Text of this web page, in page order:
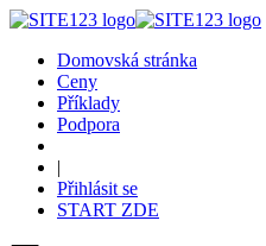
Domovská stránka
Ceny
Příklady
Podpora
|
Přihlásit se
START ZDE